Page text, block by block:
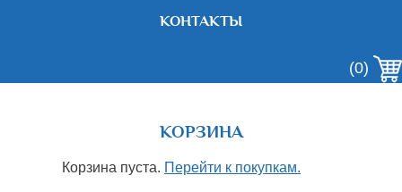
КОНТАКТЫ
(0)
КОРЗИНА
Корзина пуста. Перейти к покупкам.